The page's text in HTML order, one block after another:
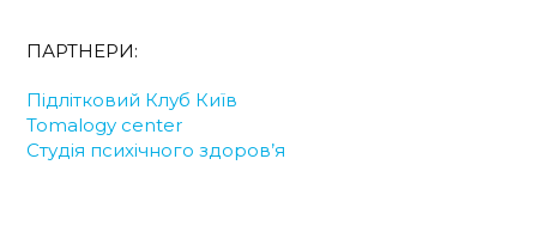
ПАРТНЕРИ:
Підлітковий Клуб Київ
Tomalogy center
Студія психічного здоров’я